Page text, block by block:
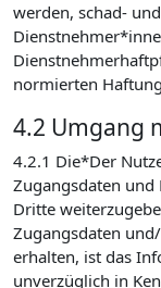
werden, schad-
normierten
4.2 Umgang
4.2.1 Die*Der
Zugangsdaten und
Dritte
Zugangsdaten
erhalten, ist das
unverzüglich in